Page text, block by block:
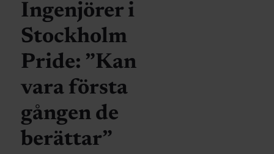
Ingenjörer i
Stockholm
Pride: ”Kan
vara första
gången de
berättar”